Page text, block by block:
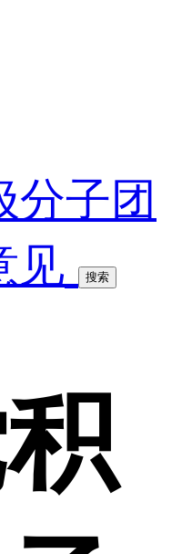
分子团
见
搜索